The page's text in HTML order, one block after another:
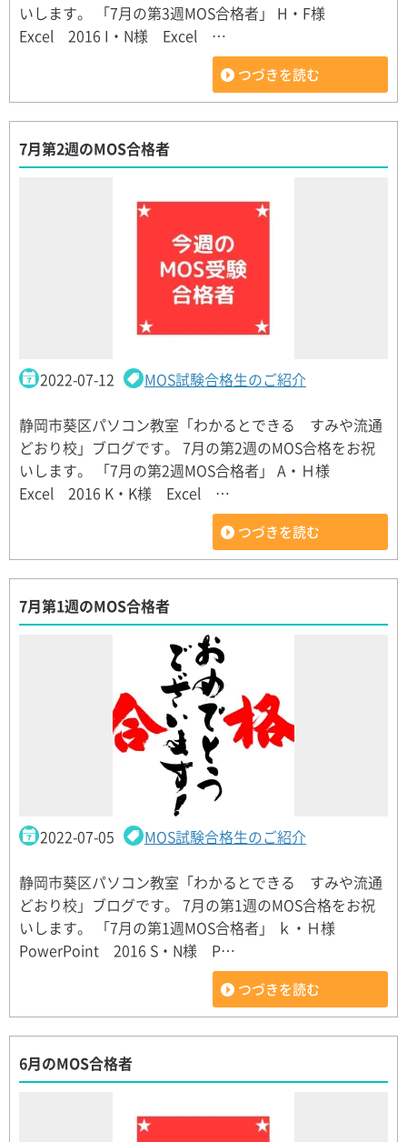
いします。 「7月の第3週MOS合格者」 H・F様
Excel 2016 I・N様 Excel …
つづきを読む
7月第2週のMOS合格者
2022-07-12 MOS試験合格生のご紹介
静岡市葵区パソコン教室「わかるとできる すみや流通
どおり校」ブログです。 7月の第2週のMOS合格をお祝
いします。 「7月の第2週MOS合格者」 A・Ｈ様
Excel 2016 K・K様 Excel …
つづきを読む
7月第1週のMOS合格者
2022-07-05 MOS試験合格生のご紹介
静岡市葵区パソコン教室「わかるとできる すみや流通
どおり校」ブログです。 7月の第1週のMOS合格をお祝
いします。 「7月の第1週MOS合格者」 ｋ・Ｈ様
PowerPoint 2016 S・N様 P…
つづきを読む
6月のMOS合格者